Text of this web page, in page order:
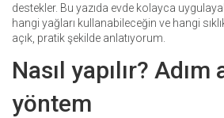
destekler. Bu yazıda evde kolayca
hangi yağları kullanabileceğin ve hangi
açık, pratik şekilde anlatıyorum.
Nasıl yapılır?
yöntem